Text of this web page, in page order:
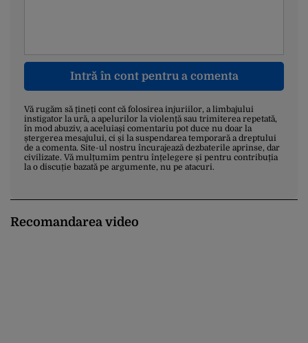
Intră în cont pentru a comenta
Vă rugăm să țineți cont că folosirea injuriilor, a limbajului
instigator la ură, a apelurilor la violență sau trimiterea repetată,
în mod abuziv, a aceluiași comentariu pot duce nu doar la
ștergerea mesajului, ci și la suspendarea temporară a dreptului
de a comenta. Site-ul nostru încurajează dezbaterile aprinse, dar
civilizate. Vă mulțumim pentru înțelegere și pentru contribuția
la o discuție bazată pe argumente, nu pe atacuri.
Recomandarea video